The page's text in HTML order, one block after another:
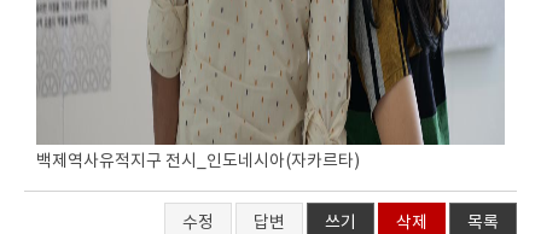
백제역사유적지구 전시_인도네시아(자카르타)
수정 답변 쓰기 삭제 목록